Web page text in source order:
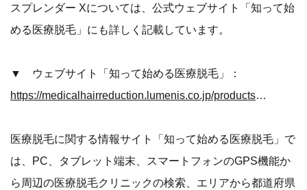
スプレンダー Xについては、公式ウェブサイト「知って始
める医療脱毛」にも詳しく記載しています。
▼ ウェブサイト「知って始める医療脱毛」：
https://medicalhairreduction.lumenis.co.jp/products/splendorx/
医療脱毛に関する情報サイト「知って始める医療脱毛」で
は、PC、タブレット端末、スマートフォンのGPS機能か
ら周辺の医療脱毛クリニックの検索、エリアから都道府県